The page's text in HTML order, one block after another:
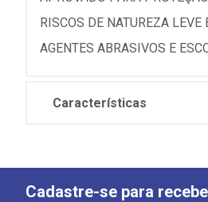
RISCOS DE NATUREZA LEVE
AGENTES ABRASIVOS E
Características
Cadastre-se para